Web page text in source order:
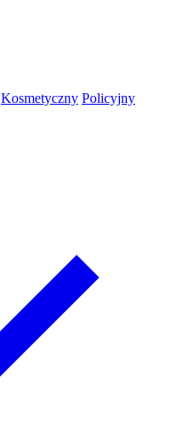
Kosmetyczny Policyjny